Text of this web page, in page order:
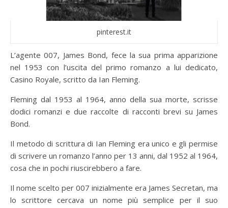
pinterest.it
L’agente 007, James Bond, fece la sua prima apparizione
nel 1953 con l’uscita del primo romanzo a lui dedicato,
Casino Royale, scritto da Ian Fleming.
Fleming dal 1953 al 1964, anno della sua morte, scrisse
dodici romanzi e due raccolte di racconti brevi su James
Bond.
Il metodo di scrittura di Ian Fleming era unico e gli permise
di scrivere un romanzo l’anno per 13 anni, dal 1952 al 1964,
cosa che in pochi riuscirebbero a fare.
Il nome scelto per 007 inizialmente era James Secretan, ma
lo scrittore cercava un nome più semplice per il suo